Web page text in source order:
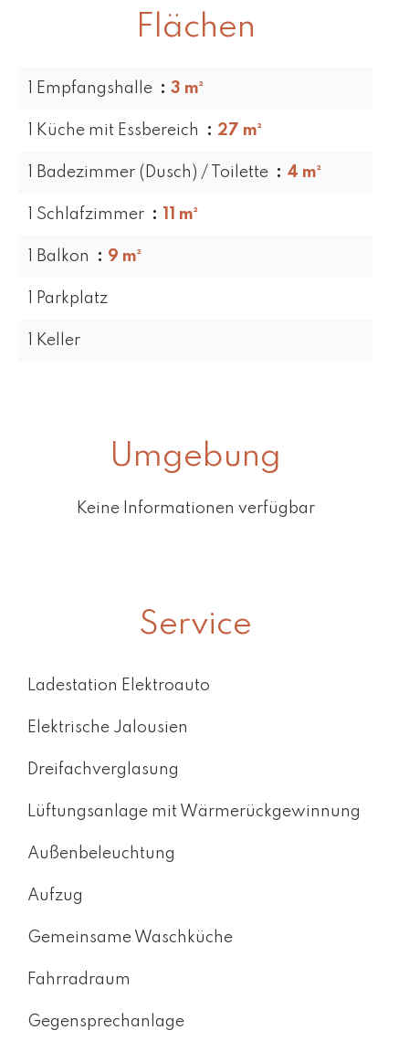
Flächen
1 Empfangshalle 3 m²
1 Küche mit Essbereich 27 m²
1 Badezimmer (Dusch) / Toilette 4 m²
1 Schlafzimmer 11 m²
1 Balkon 9 m²
1 Parkplatz
1 Keller
Umgebung
Keine Informationen verfügbar
Service
Ladestation Elektroauto
Elektrische Jalousien
Dreifachverglasung
Lüftungsanlage mit Wärmerückgewinnung
Außenbeleuchtung
Aufzug
Gemeinsame Waschküche
Fahrradraum
Gegensprechanlage